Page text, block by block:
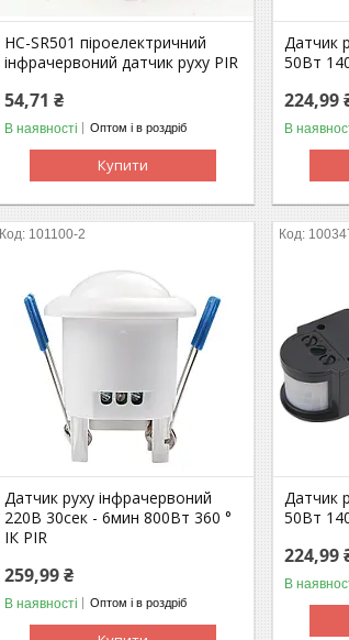
HC-SR501 піроелектричний
інфрачервоний датчик руху PIR
54,71 ₴
В наявності Оптом і в роздріб
Купити
Датчик
50Вт
224,99
В
101100-2
Датчик руху інфрачервоний
220В 30сек - 6мин 800Вт 360 °
ІК PIR
259,99 ₴
В наявності Оптом і в роздріб
Датчик
50Вт
224,99
В